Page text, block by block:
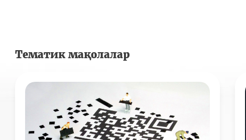
Тематик мақолалар